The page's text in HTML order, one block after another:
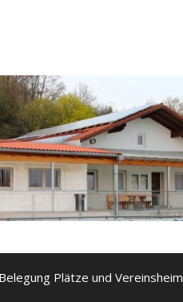
Plätze und Vereinsheim